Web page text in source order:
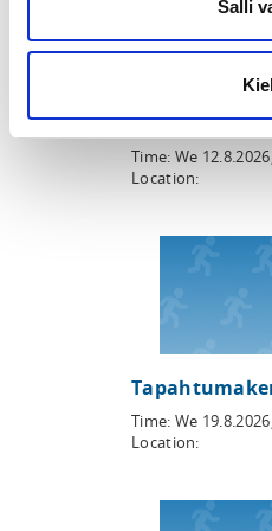
Salli
Time: We 12.8.2026
Location:
Time: We 19.8.2026
Location: